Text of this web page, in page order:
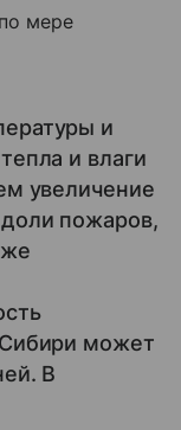
мере
и
и влаги
увеличение
пожаров,
может
В